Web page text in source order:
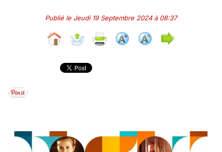
Publié le Jeudi 19 Septembre 2024 à 08:37